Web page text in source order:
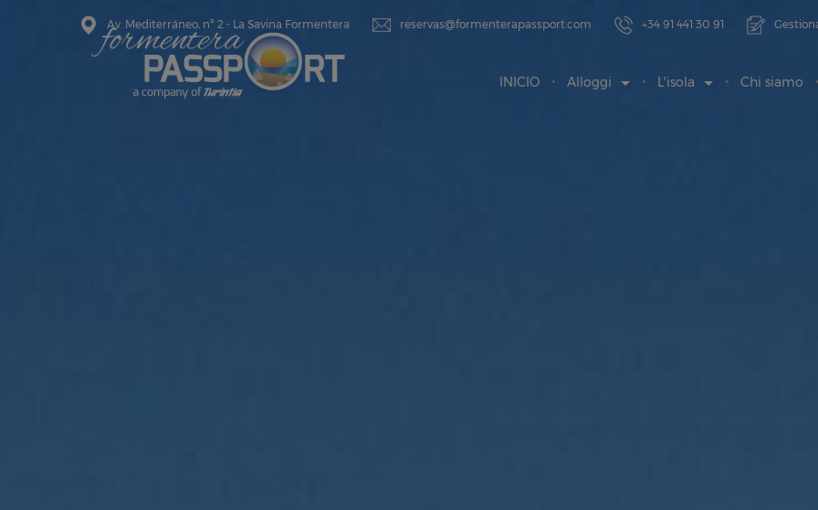
Av. Mediterráneo, nº 2 - La Savina Formentera reservas@formenterapassport.com +34 91 441 30 91
INICIO Alloggi L'isola Chi siamo